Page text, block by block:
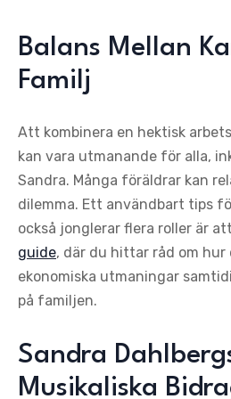
Balans Mellan
Familj
Att kombinera en hektisk
kan vara utmanande för alla,
Sandra. Många föräldrar kan
dilemma. Ett användbart tips
också jonglerar flera roller är
guide, där du hittar råd om
ekonomiska utmaningar
på familjen.
Sandra
Musikaliska